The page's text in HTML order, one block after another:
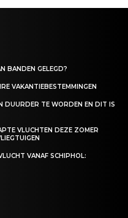
BANDEN GELEGD?
VAKANTIEBESTEMMINGEN
DUURDER TE WORDEN EN DIT IS
VLUCHTEN DEZE ZOMER
VANAF SCHIPHOL: